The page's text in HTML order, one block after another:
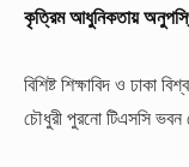
কৃত্রিম আধুনিকতায়
বিশিষ্ট শিক্ষাবিদ ও ঢাকা
চৌধুরী পুরনো টিএসসি ভবন